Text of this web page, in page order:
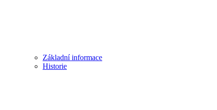
Základní informace
Historie